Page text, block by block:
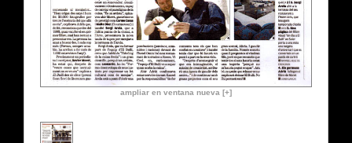
ampliar en ventana nueva [+]